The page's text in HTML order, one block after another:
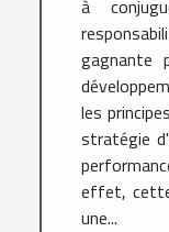
à
gagnante
les
stratégie
effet,
une...